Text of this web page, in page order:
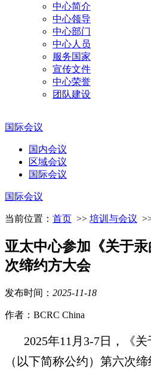
中心简介
中心领导
中心部门
中心人员
服务国家
宣传文件
中心荣誉
团队建设
国际会议
国内会议
区域会议
国际会议
国际会议
当前位置： 首页 >> 培训与会议
亚太中心参加《关于
次缔约方大会
发布时间： 2025-11-18
作者：BCRC China
2025年11月3-7日，《关
（以下简称公约）第六次